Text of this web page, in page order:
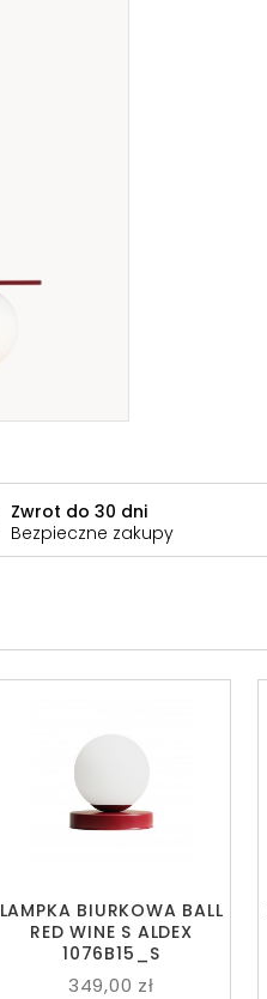
Zwrot do 30 dni
Bezpieczne zakupy
LAMPKA BIURKOWA BALL
RED WINE S ALDEX
1076B15_S
349,00 zł